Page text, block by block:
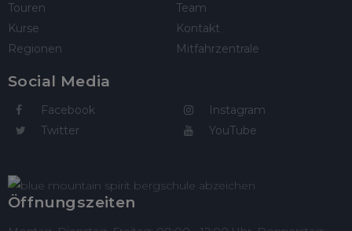
Touren
Kurse
Regionen
Team
Kontakt
Mitfahrzentrale
Social Media
Facebook
Twitter
Instagram
YouTube
Öffnungszeiten